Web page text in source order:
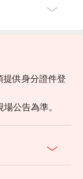
供身分證件登
公告為準。